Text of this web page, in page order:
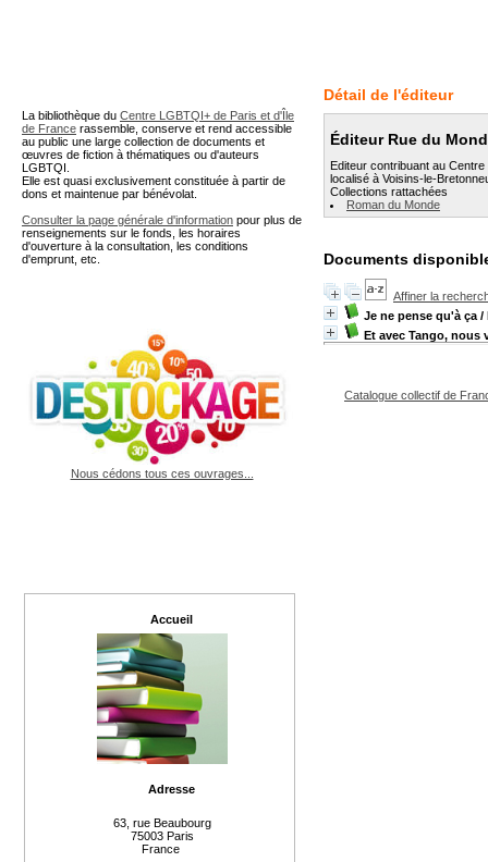
Détail de l'éditeur
Éditeur Rue du
Editeur contribuant au
localisé à Voisins-le-
Collections rattachées
Roman du Monde
Documents
Affiner la
Je ne pense qu'à ça /
Et avec Tango, nous
Catalogue collectif de
La bibliothèque du Centre LGBTQI+ de Paris et d'Île
de France rassemble, conserve et rend accessible
au public une large collection de documents et
œuvres de fiction à thématiques ou d'auteurs
LGBTQI.
Elle est quasi exclusivement constituée à partir de
dons et maintenue par bénévolat.
Consulter la page générale d'information pour plus de
renseignements sur le fonds, les horaires
d'ouverture à la consultation, les conditions
d'emprunt, etc.
Nous cédons tous ces ouvrages...
Accueil
Adresse
63, rue Beaubourg
75003 Paris
France